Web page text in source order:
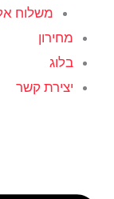
משלוח
מחירון
בלוג
יצירת קשר